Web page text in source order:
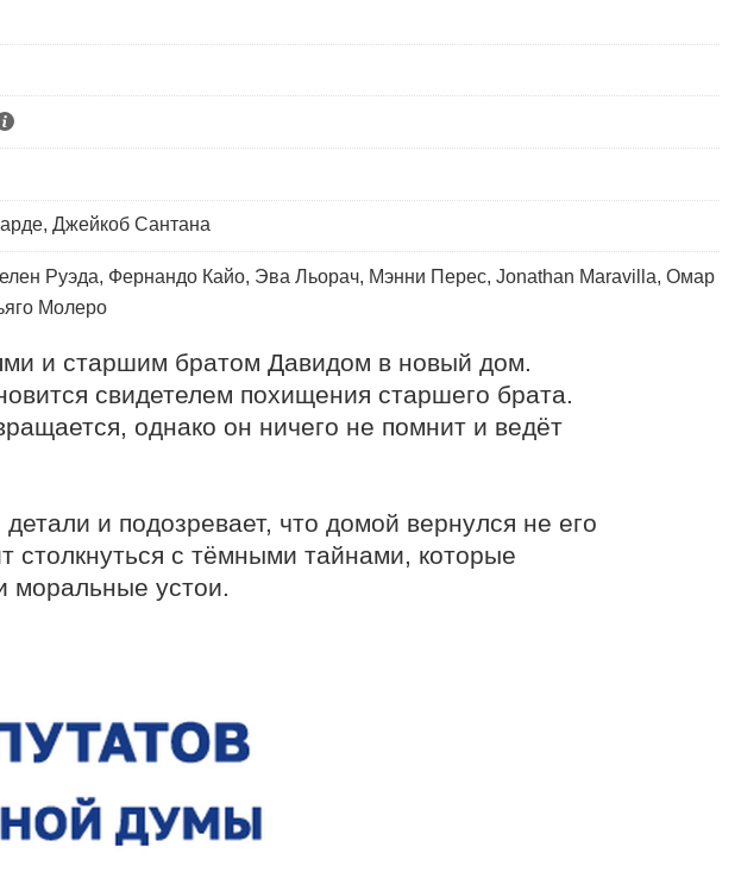
Джейкоб Сантана
Руэда, Фернандо Кайо, Эва Льорач, Мэнни Перес, Jonathan Maravilla, Омар
Молеро
и старшим братом Давидом в новый дом.
свидетелем похищения старшего брата.
однако он ничего не помнит и ведёт
и подозревает, что домой вернулся не его
столкнуться с тёмными тайнами, которые
моральные устои.